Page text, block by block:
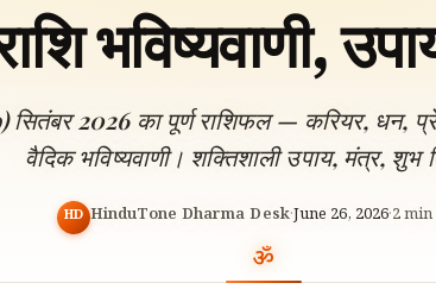
भविष्यवाणी,
सितंबर 2026 का पूर्ण राशिफल — करियर, धन,
वैदिक भविष्यवाणी। शक्तिशाली उपाय, मंत्र, शुभ
HD HinduTone Dharma Desk·June 26, 2026·2min